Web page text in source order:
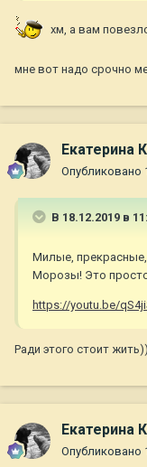
хм, а вам
мне вот надо срочно
Екатерина
Опубликовано
В 18.12.2019 в
Милые,
Морозы! Это
https://youtu.be/
Ради этого стоит жить))
Екатерина
Опубликовано